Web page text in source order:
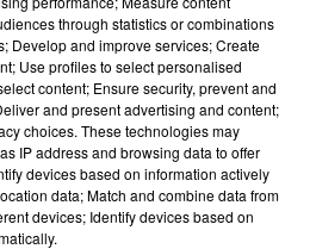
à Strasbourg :
Trautmann réagit
de Mulhouse : rencontre
flamants rouges
through statistics or combinations
Develop and improve services; Create
Use profiles to select personalised
content; Ensure security, prevent and
and present advertising and content;
choices. These technologies may
IP address and browsing data to offer
devices based on information actively
data; Match and combine data from
devices; Identify devices based on